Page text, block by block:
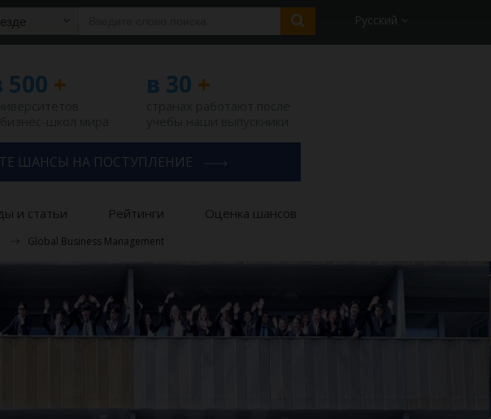
Русский
500 + в 30 +
ШАНСЫ НА ПОСТУПЛЕНИЕ
и статьи Рейтинги Оценка шансов
Global Business Management